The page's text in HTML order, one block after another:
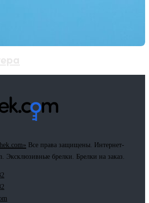
Все права защищены. Интернет-
Эксклюзивные брелки. Брелки на заказ.